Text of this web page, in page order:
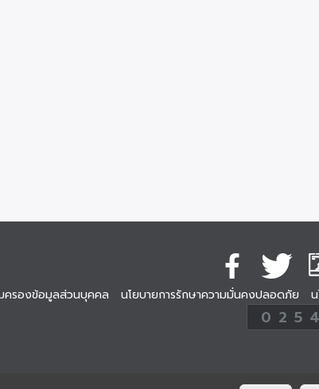
ครองข้อมูลส่วนบุคคล นโยบายการรักษาความมั่นคงปลอดภัย
254296
ครั้ง
0 2 5 4